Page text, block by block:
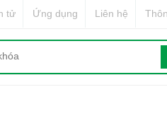
tử Ứng dụng Liên hệ